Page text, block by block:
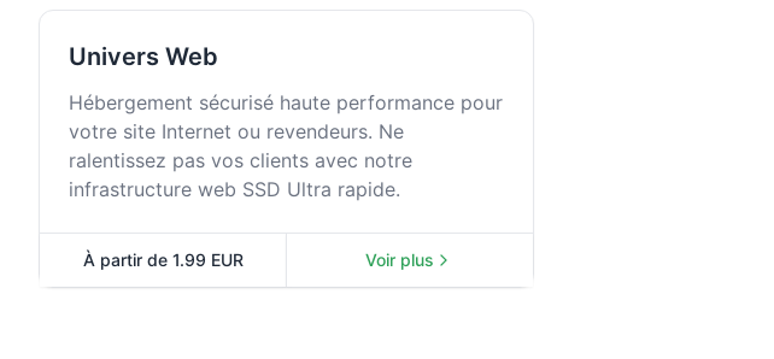
Univers Web
Hébergement sécurisé haute performance pour
votre site Internet ou revendeurs. Ne
ralentissez pas vos clients avec notre
infrastructure web SSD Ultra rapide.
À partir de 1.99 EUR Voir plusUnivers Web